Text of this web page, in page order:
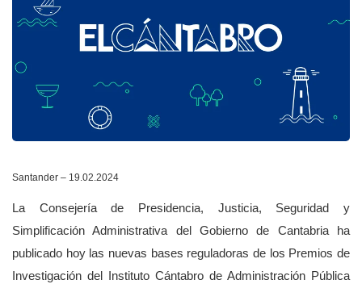
Santander – 19.02.2024
La Consejería de Presidencia, Justicia, Seguridad y
Simplificación Administrativa del Gobierno de Cantabria ha
publicado hoy las nuevas bases reguladoras de los Premios de
Investigación del Instituto Cántabro de Administración Pública